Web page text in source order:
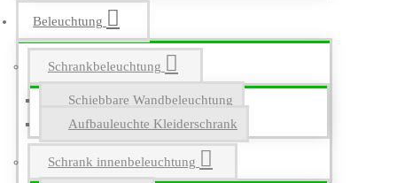
Beleuchtung
Schrankbeleuchtung
Schiebbare Wandbeleuchtung
Aufbauleuchte Kleiderschrank
Schrank innenbeleuchtung